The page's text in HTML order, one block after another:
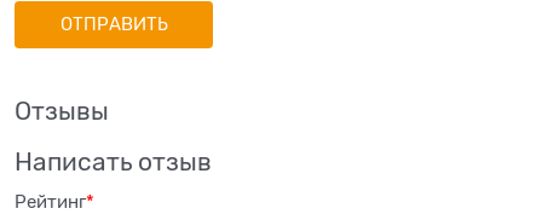
Отзывы
Написать отзыв
Рейтинг